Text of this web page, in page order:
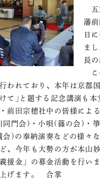
五
藩
日
ま
長
こ
われており、本年は京都
て｣と題する記念講演も本
前田宗穂社中の皆様によ
同門会)・小唄(篠の会)・
)の奉納演奏などの様々
、今年も大勢の方が本山
援金」の募金活動を行い
上げます。 合掌